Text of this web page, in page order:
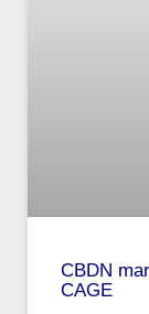
CBDN
CAGE